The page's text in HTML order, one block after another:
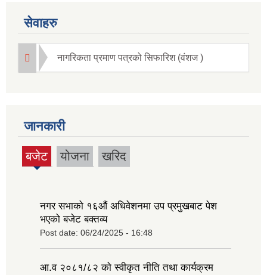
सेवाहरु
नागरिकता प्रमाण पत्रको सिफारिश (वंशज )
जानकारी
बजेट
(active
योजना खरिद
नगर सभाको १६‍औं अधिवेशनमा उप प्रमुखबाट पेश
भएको बजेट बक्तव्य
Post date: 06/24/2025 - 16:48
आ.व २०८१/८२ को स्वीकृत नीति तथा कार्यक्रम